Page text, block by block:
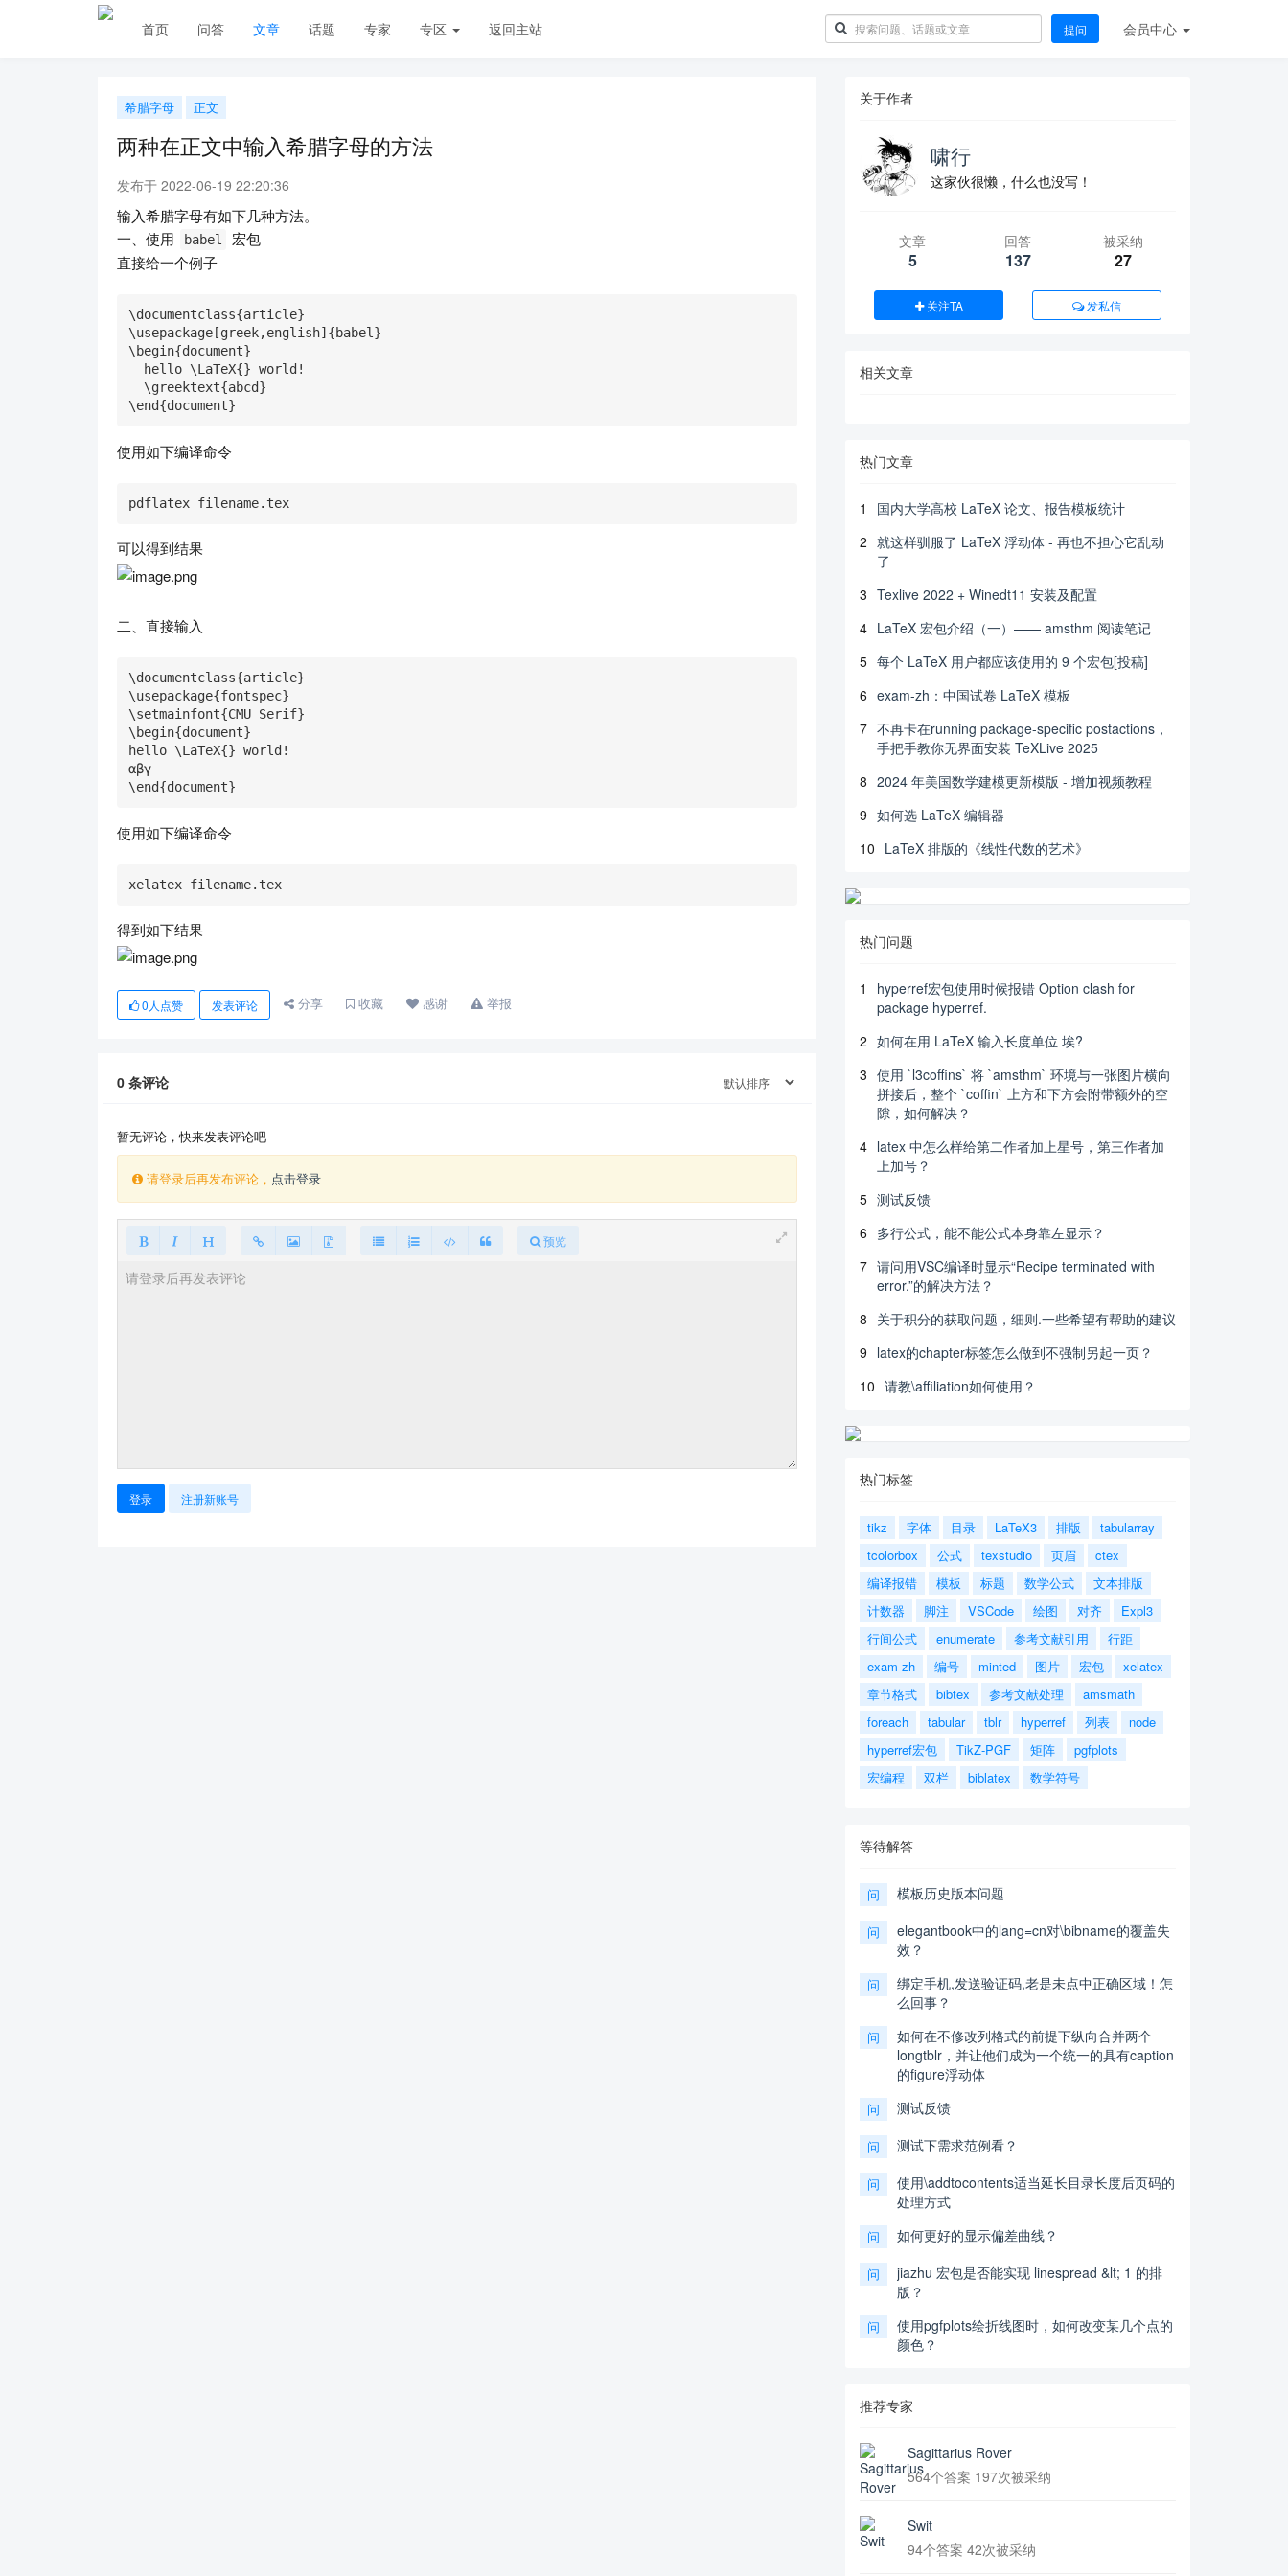
首页 问答 文章 话题 专家 专区 返回主站 提问 会员中心
希腊字母 正文
两种在正文中输入希腊字母的方法
发布于 2022-06-19 22:20:36
输入希腊字母有如下几种方法。
一、使用
babel
宏包
直接给一个例子
\documentclass{article}
\usepackage[greek,english]{babel}
\begin{document}
\end{document}
使用如下编译命令
pdflatex filename.tex
可以得到结果
二、直接输入
\documentclass{article}
\usepackage{fontspec}
\setmainfont{CMU Serif}
\begin{document}
hello \LaTeX{} world!
αβγ
\end{document}
使用如下编译命令
xelatex filename.tex
得到如下结果
0 人点赞 发表评论 分享 收藏 感谢 举报
0 条评论
暂无评论，快来发表评论吧
请登录后再发布评论， 点击登录
预览
登录 注册新账号
关于作者
啸行
这家伙很懒，什么也没写！
文章
5
回答
137
被采纳
27
关注TA 发私信
相关文章
热门文章
1
国内大学高校 LaTeX 论文、报告模板统计
2 就这样驯服了 LaTeX 浮动体 - 再也不担心它乱动
了
3 Texlive 2022 + Winedt11 安装及配置
4 LaTeX 宏包介绍（一）—— amsthm 阅读笔记
5 每个 LaTeX 用户都应该使用的 9 个宏包[投稿]
6 exam-zh：中国试卷 LaTeX 模板
7 不再卡在running package-specific postactions，
手把手教你无界面安装 TeXLive 2025
8 2024 年美国数学建模更新模版 - 增加视频教程
9 如何选 LaTeX 编辑器
10 LaTeX 排版的《线性代数的艺术》
热门问题
1
hyperref宏包使用时候报错 Option clash for
package hyperref.
2 如何在用 LaTeX 输入长度单位 埃?
3 使用 `l3coffins` 将 `amsthm` 环境与一张图片横向
拼接后，整个 `coffin` 上方和下方会附带额外的空
隙，如何解决？
4 latex 中怎么样给第二作者加上星号，第三作者加
上加号？
5 测试反馈
6 多行公式，能不能公式本身靠左显示？
7 请问用VSC编译时显示“Recipe terminated with
error.”的解决方法？
8 关于积分的获取问题，细则.一些希望有帮助的建议
9 latex的chapter标签怎么做到不强制另起一页？
10 请教\affiliation如何使用？
热门标签
tikz 字体 目录 LaTeX3 排版
tabularray
tcolorbox
公式 texstudio 页眉
ctex
编译报错
模板 标题 数学公式
文本排版
计数器
脚注 VSCode 绘图 对齐
Expl3
行间公式
enumerate 参考文献引用
行距
exam-zh
编号 minted 图片 宏包
xelatex
章节格式
bibtex 参考文献处理
amsmath
foreach
tabular tblr hyperref 列表
node
hyperref宏包
TikZ-PGF 矩阵
pgfplots
宏编程
双栏 biblatex 数学符号
等待解答
问 模板历史版本问题
问
elegantbook中的lang=cn对\bibname的覆盖失
效？
问
绑定手机,发送验证码,老是未点中正确区域！怎
么回事？
问
如何在不修改列格式的前提下纵向合并两个
longtblr，并让他们成为一个统一的具有caption
的figure浮动体
问 测试反馈
问 测试下需求范例看？
问
使用\addtocontents适当延长目录长度后页码的
处理方式
问 如何更好的显示偏差曲线？
问
jiazhu 宏包是否能实现 linespread &lt; 1 的排
版？
问
使用pgfplots绘折线图时，如何改变某几个点的
颜色？
推荐专家
Sagittarius Rover
564个答案 197次被采纳
Swit
94个答案 42次被采纳